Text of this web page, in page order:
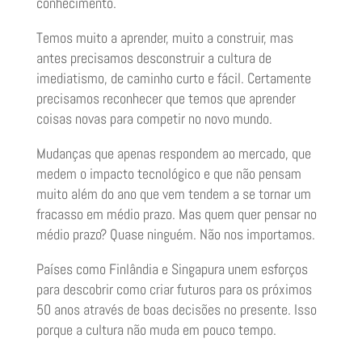
Temos muito a aprender, muito a construir, mas
antes precisamos desconstruir a cultura de
imediatismo, de caminho curto e fácil. Certamente
precisamos reconhecer que temos que aprender
coisas novas para competir no novo mundo.
Mudanças que apenas respondem ao mercado, que
medem o impacto tecnológico e que não pensam
muito além do ano que vem tendem a se tornar um
fracasso em médio prazo. Mas quem quer pensar no
médio prazo? Quase ninguém. Não nos importamos.
Países como Finlândia e Singapura unem esforços
para descobrir como criar futuros para os próximos
50 anos através de boas decisões no presente. Isso
porque a cultura não muda em pouco tempo.